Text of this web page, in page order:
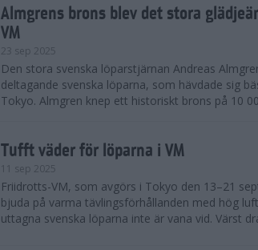
Almgrens brons blev det stora
VM
23 sep 2025
Den stora svenska löparstjärnan Andreas
deltagande svenska löparna, som hävdade sig
Tokyo. Almgren knep ett historiskt brons på 10
Tufft väder för löparna i VM
11 sep 2025
Friidrotts-VM, som avgörs i Tokyo den 13–21
bjuda på varma tävlingsförhållanden med hög
uttagna svenska löparna inte är vana vid. Värst